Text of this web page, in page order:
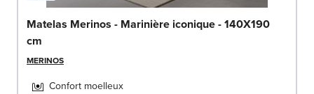
Matelas Merinos - Marinière iconique - 140X190
cm
MERINOS
Confort moelleux